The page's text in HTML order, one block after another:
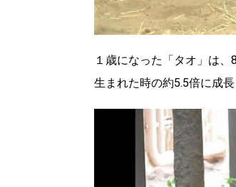
北海道で暮らす
明日への”きっ
１歳になった「タオ」は、
生まれた時の約5.5倍に成長